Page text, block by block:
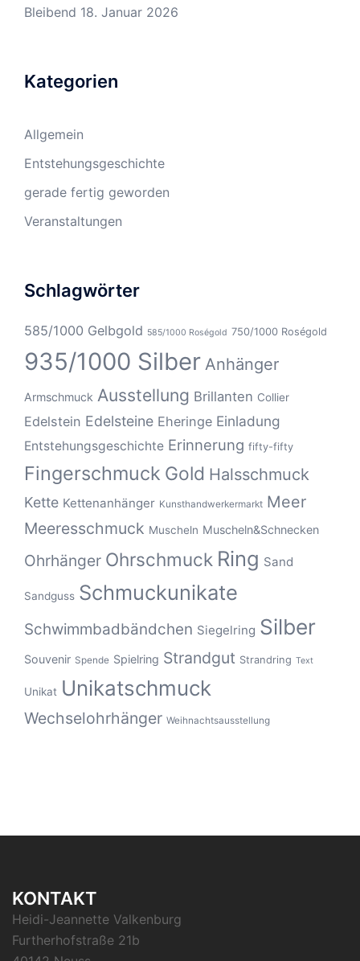
Bleibend 18. Januar 2026
Kategorien
Allgemein
Entstehungsgeschichte
gerade fertig geworden
Veranstaltungen
Schlagwörter
585/1000 Gelbgold 585/1000 Roségold 750/1000 Roségold
935/1000 Silber Anhänger
Armschmuck Ausstellung Brillanten Collier
Edelstein Edelsteine Eheringe Einladung
Entstehungsgeschichte Erinnerung fifty-fifty
Fingerschmuck Gold Halsschmuck
Kette Kettenanhänger Kunsthandwerkermarkt Meer
Meeresschmuck Muscheln Muscheln&Schnecken
Ohrhänger Ohrschmuck Ring Sand
Sandguss Schmuckunikate
Schwimmbadbändchen Siegelring Silber
Souvenir Spende Spielring Strandgut Strandring Text
Unikat Unikatschmuck
Wechselohrhänger Weihnachtsausstellung
KONTAKT
Heidi-Jeannette Valkenburg
Furtherhofstraße 21b